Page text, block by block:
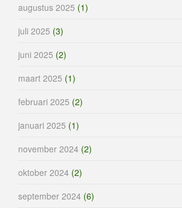
augustus 2025 (1)
juli 2025 (3)
juni 2025 (2)
maart 2025 (1)
februari 2025 (2)
januari 2025 (1)
november 2024 (2)
oktober 2024 (2)
september 2024 (6)